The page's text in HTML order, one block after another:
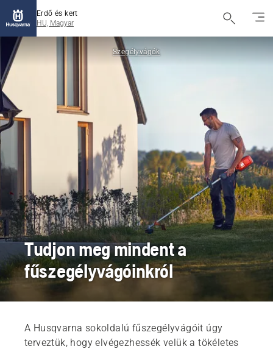
Erdő és kert
HU, Magyar
Szegélyvágók
Tudjon meg mindent a
fűszegélyvágóinkról
A Husqvarna sokoldalú fűszegélyvágóit úgy
terveztük, hogy elvégezhessék velük a tökéletes